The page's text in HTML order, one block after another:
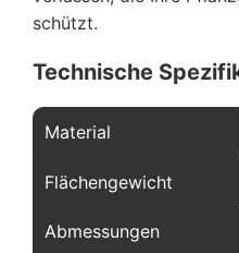
schützt.
Technische
Material
Flächengewicht
Abmessungen